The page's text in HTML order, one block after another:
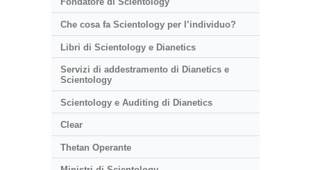
Che cosa fa Scientology per l’individuo?
Libri di Scientology e Dianetics
Servizi di addestramento di Dianetics e
Scientology
Scientology e Auditing di Dianetics
Clear
Thetan Operante